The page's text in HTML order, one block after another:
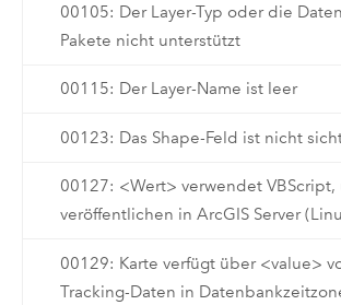
00105: Der Layer-Typ oder die
Pakete nicht unterstützt
00115: Der Layer-Name ist leer
00123: Das Shape-Feld ist nicht
00127: <Wert> verwendet VBScript,
veröffentlichen in ArcGIS Server
00129: Karte verfügt über <value>
Tracking-Daten in